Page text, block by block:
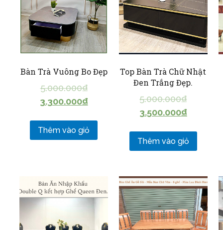
Bàn Trà Vuông Bo Đẹp
5.000.000₫
3.300.000₫
Thêm vào giỏ
Top Bàn Trà Chữ Nhật
Đen Trắng Đẹp.
5.000.000₫
3.500.000₫
Thêm vào giỏ